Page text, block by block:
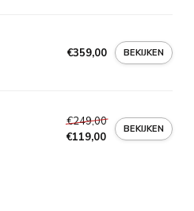
€359,00 BEKIJKEN
€249,00
€119,00
BEKIJKEN